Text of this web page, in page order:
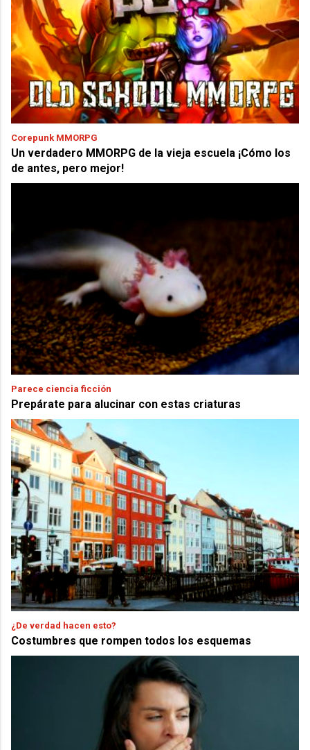
Corepunk MMORPG
Un verdadero MMORPG de la vieja escuela ¡Cómo los
de antes, pero mejor!
Parece ciencia ficción
Prepárate para alucinar con estas criaturas
¿De verdad hacen esto?
Costumbres que rompen todos los esquemas